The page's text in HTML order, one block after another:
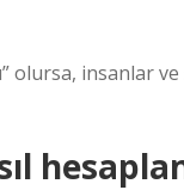
olursa, insanlar